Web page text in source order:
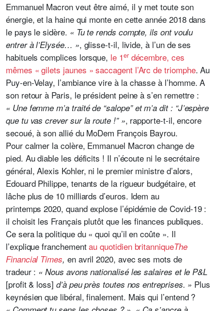
Emmanuel Macron veut être aimé, il y met toute son
énergie, et la haine qui monte en cette année 2018 dans
le pays le sidère. « Tu te rends compte, ils ont voulu
entrer à l’Elysée… », glisse-t-il, livide, à l’un de ses
habituels complices lorsque, le 1erdécembre, ces
mêmes « gilets jaunes » saccagent l’Arc de triomphe. Au
Puy-en-Velay, l’ambiance vire à la chasse à l’homme. A
son retour à Paris, le président peine à s’en remettre :
« Une femme m’a traité de “salope” et m’a dit : “J’espère
que tu vas crever sur la route !” », rapporte-t-il, encore
secoué, à son allié du MoDem François Bayrou.
Pour calmer la colère, Emmanuel Macron change de
pied. Au diable les déficits ! Il n’écoute ni le secrétaire
général, Alexis Kohler, ni le premier ministre d’alors,
Edouard Philippe, tenants de la rigueur budgétaire, et
lâche plus de 10 milliards d’euros. Idem au
printemps 2020, quand explose l’épidémie de Covid-19 :
il choisit les Français plutôt que les finances publiques.
Ce sera la politique du « quoi qu’il en coûte ». Il
l’explique franchementau quotidien britanniqueThe
Financial Times, en avril 2020, avec ses mots de
tradeur : « Nous avons nationalisé les salaires et le P&L
[profit & loss] d’à peu près toutes nos entreprises. » Plus
keynésien que libéral, finalement. Mais qui l’entend ?